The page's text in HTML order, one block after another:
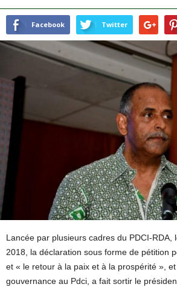
Facebook Twitter
Lancée par plusieurs cadres du PDCI-RDA,
2018, la déclaration sous forme de pétition
et « le retour à la paix et à la prospérité », et
gouvernance au Pdci, a fait sortir le